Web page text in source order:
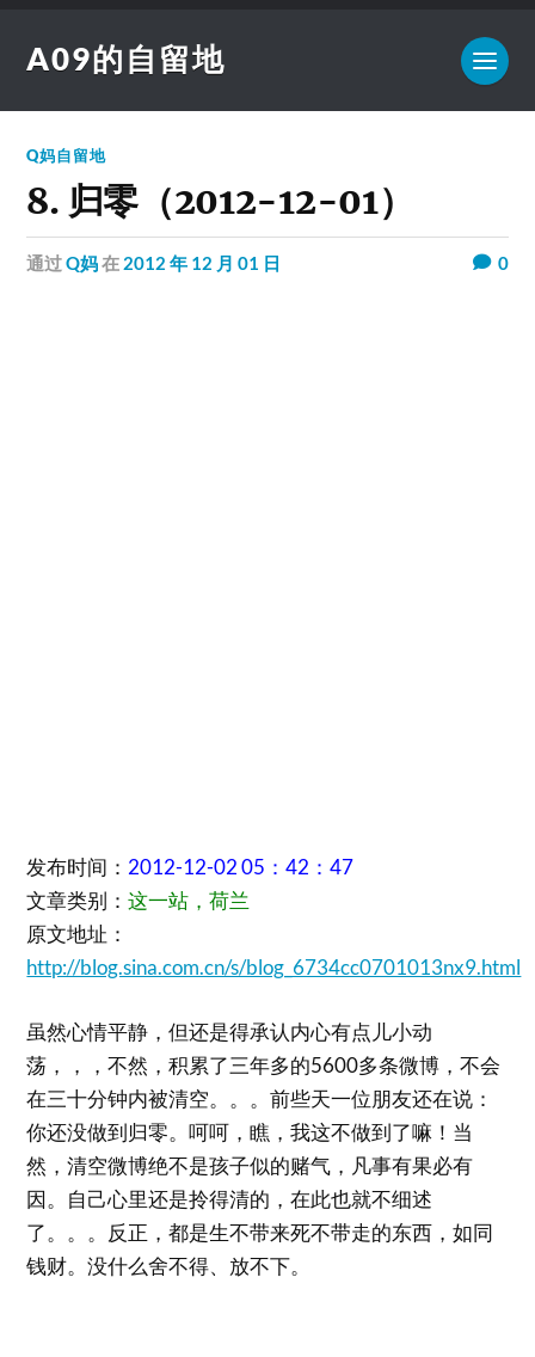
A09的自留地
Q妈自留地
8. 归零（2012-12-01）
通过Q妈在 2012 年 12 月 01 日 0
发布时间： 2012-12-02 05：42：47
文章类别：这一站，荷兰
原文地址：
http://blog.sina.com.cn/s/blog_6734cc0701013nx9.html
虽然心情平静，但还是得承认内心有点儿小动
荡，，，不然，积累了三年多的5600多条微博，不会
在三十分钟内被清空。。。前些天一位朋友还在说：
你还没做到归零。呵呵，瞧，我这不做到了嘛！当
然，清空微博绝不是孩子似的赌气，凡事有果必有
因。自己心里还是拎得清的，在此也就不细述
了。。。反正，都是生不带来死不带走的东西，如同
钱财。没什么舍不得、放不下。